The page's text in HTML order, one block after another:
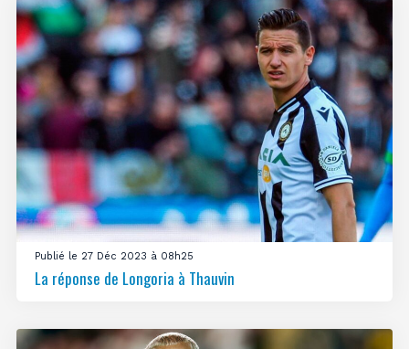
Publié le 27 Déc 2023 à 08h25
La réponse de Longoria à Thauvin